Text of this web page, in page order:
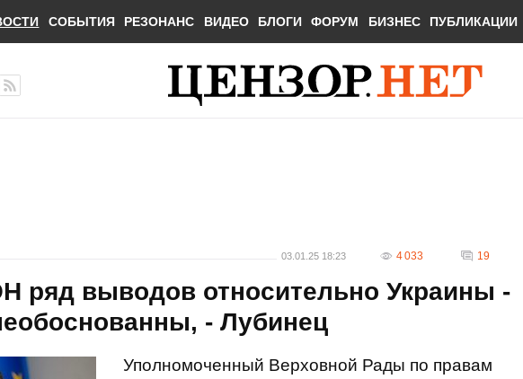
СОБЫТИЯ РЕЗОНАНС ВИДЕО БЛОГИ ФОРУМ БИЗНЕС ПУБЛИКАЦИИ
03.01.25 18:23 4 033 19
ряд выводов относительно Украины -
- Лубинец
Уполномоченный Верховной Рады по правам